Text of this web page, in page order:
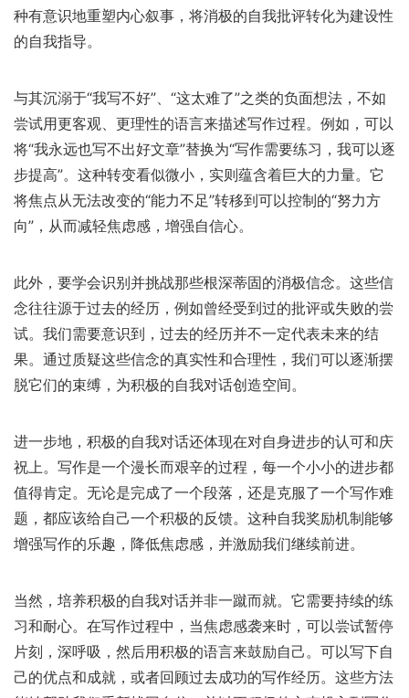
种有意识地重塑内心叙事，将消极的自我批评转化为建设性
的自我指导。
与其沉溺于“我写不好”、“这太难了”之类的负面想法，不如
尝试用更客观、更理性的语言来描述写作过程。例如，可以
将“我永远也写不出好文章”替换为“写作需要练习，我可以逐
步提高”。这种转变看似微小，实则蕴含着巨大的力量。它
将焦点从无法改变的“能力不足”转移到可以控制的“努力方
向”，从而减轻焦虑感，增强自信心。
此外，要学会识别并挑战那些根深蒂固的消极信念。这些信
念往往源于过去的经历，例如曾经受到过的批评或失败的尝
试。我们需要意识到，过去的经历并不一定代表未来的结
果。通过质疑这些信念的真实性和合理性，我们可以逐渐摆
脱它们的束缚，为积极的自我对话创造空间。
进一步地，积极的自我对话还体现在对自身进步的认可和庆
祝上。写作是一个漫长而艰辛的过程，每一个小小的进步都
值得肯定。无论是完成了一个段落，还是克服了一个写作难
题，都应该给自己一个积极的反馈。这种自我奖励机制能够
增强写作的乐趣，降低焦虑感，并激励我们继续前进。
当然，培养积极的自我对话并非一蹴而就。它需要持续的练
习和耐心。在写作过程中，当焦虑感袭来时，可以尝试暂停
片刻，深呼吸，然后用积极的语言来鼓励自己。可以写下自
己的优点和成就，或者回顾过去成功的写作经历。这些方法